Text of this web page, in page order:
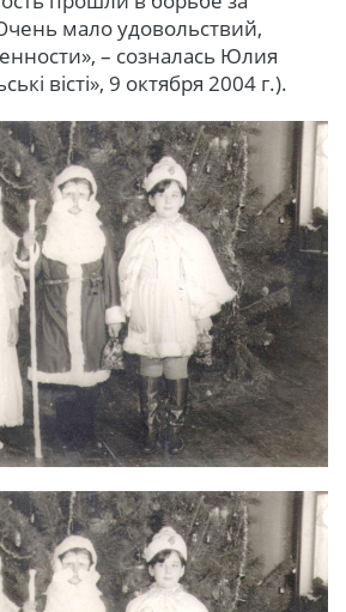
мало удовольствий,
– созналась Юлия
вісті», 9 октября 2004 г.).